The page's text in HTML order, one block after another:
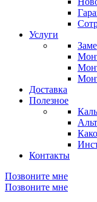
Услуги
Доставка
Полезное
Контакты
Позвоните мне
Позвоните мне